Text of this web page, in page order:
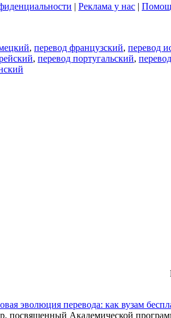
| Реклама у нас |
, перевод французский, перевод
, перевод португальский,
эволюция перевода: как вузам
посвященный Академической